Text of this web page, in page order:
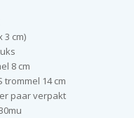
3 cm)
8 cm
trommel 14 cm
paar verpakt